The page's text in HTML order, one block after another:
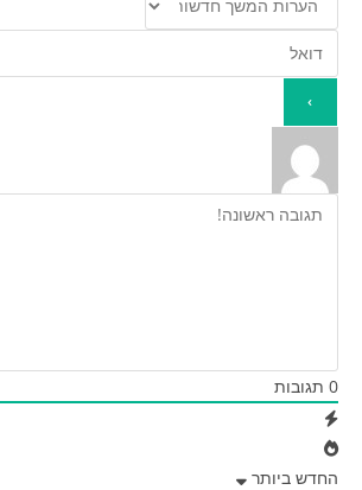
0 תגובות
החדש ביותר